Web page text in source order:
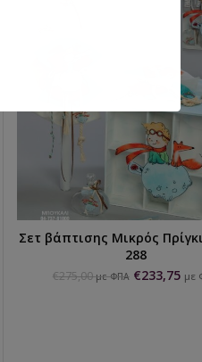
ΕΠΙΛΟΓΉ...
Σετ βάπτισης Μικρός
288
€275,00 με ΦΠΑ €233,75 με